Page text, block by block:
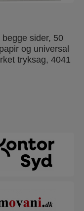
sider, 50
og universal
tryksag, 4041